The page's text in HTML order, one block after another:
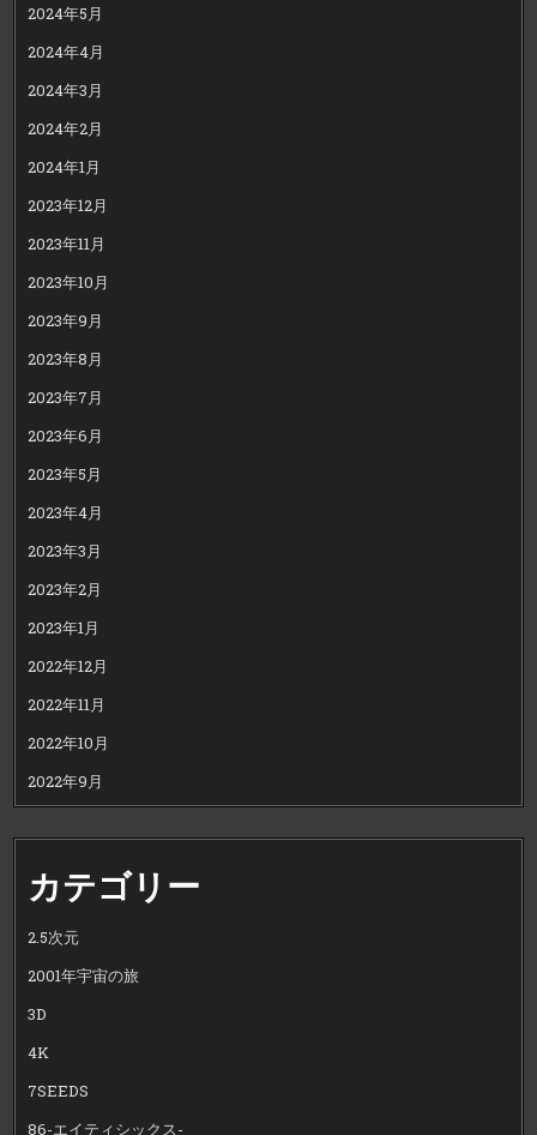
2024年5月
2024年4月
2024年3月
2024年2月
2024年1月
2023年12月
2023年11月
2023年10月
2023年9月
2023年8月
2023年7月
2023年6月
2023年5月
2023年4月
2023年3月
2023年2月
2023年1月
2022年12月
2022年11月
2022年10月
2022年9月
カテゴリー
2.5次元
2001年宇宙の旅
3D
4K
7SEEDS
86-エイティシックス-